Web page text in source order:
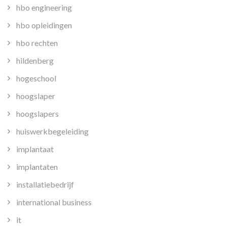
hbo engineering
hbo opleidingen
hbo rechten
hildenberg
hogeschool
hoogslaper
hoogslapers
huiswerkbegeleiding
implantaat
implantaten
installatiebedrijf
international business
it